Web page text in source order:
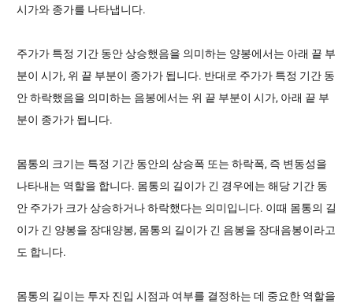
시가와 종가를 나타냅니다.
주가가 특정 기간 동안 상승했음을 의미하는 양봉에서는 아래 끝 부
분이 시가, 위 끝 부분이 종가가 됩니다. 반대로 주가가 특정 기간 동
안 하락했음을 의미하는 음봉에서는 위 끝 부분이 시가, 아래 끝 부
분이 종가가 됩니다.
몸통의 크기는 특정 기간 동안의 상승폭 또는 하락폭, 즉 변동성을
나타내는 역할을 합니다. 몸통의 길이가 긴 경우에는 해당 기간 동
안 주가가 크가 상승하거나 하락했다는 의미입니다. 이때 몸통의 길
이가 긴 양봉을 장대양봉, 몸통의 길이가 긴 음봉을 장대음봉이라고
도 합니다.
몸통의 길이는 투자 진입 시점과 여부를 결정하는 데 중요한 역할을